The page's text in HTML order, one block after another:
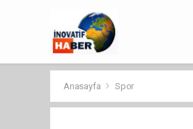
Anasayfa Spor